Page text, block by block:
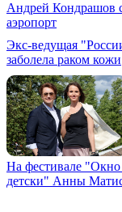
Андрей Кондрашов
аэропорт
Экс-ведущая
заболела раком кожи
На фестивале
детски" Анны